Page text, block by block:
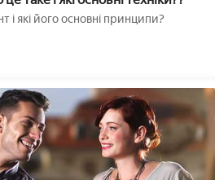
які його основні принципи?